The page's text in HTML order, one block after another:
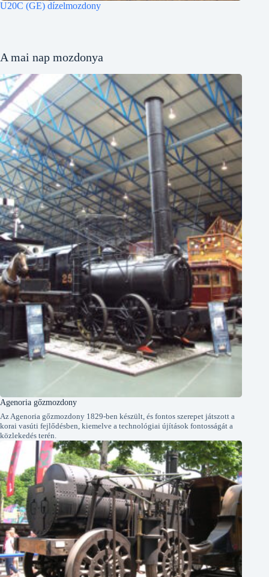
U20C (GE) dízelmozdony
A mai nap mozdonya
Agenoria gőzmozdony
Az Agenoria gőzmozdony 1829-ben készült, és fontos szerepet játszott a
korai vasúti fejlődésben, kiemelve a technológiai újítások fontosságát a
közlekedés terén.